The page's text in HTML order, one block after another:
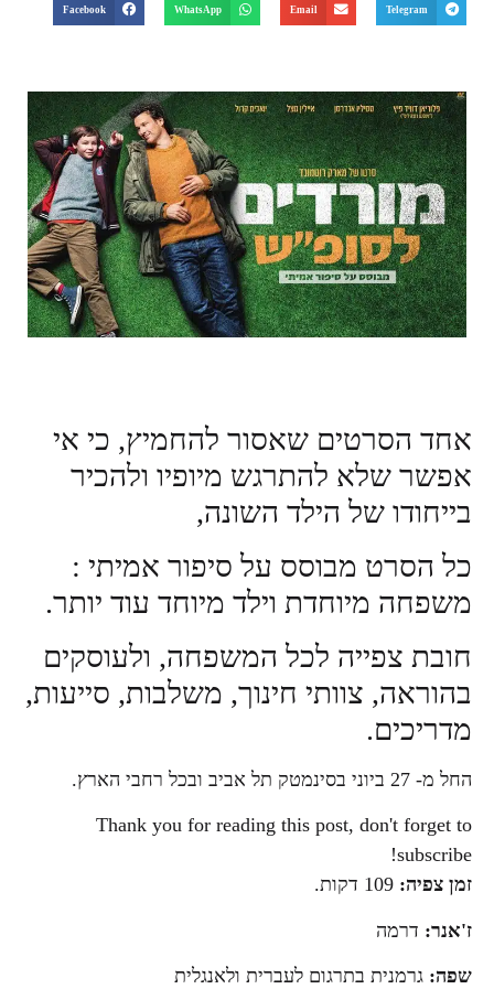
Telegram
Email
WhatsApp
Facebook
אחד הסרטים שאסור להחמיץ, כי אי
אפשר שלא להתרגש מיופיו ולהכיר
בייחודו של הילד השונה,
כל הסרט מבוסס על סיפור אמיתי :
משפחה מיוחדת וילד מיוחד עוד יותר.
חובת צפייה לכל המשפחה, ולעוסקים
בהוראה, צוותי חינוך, משלבות, סייעות,
מדריכים.
החל מ- 27 ביוני בסינמטק תל אביב ובכל רחבי הארץ.
Thank you for reading this post, don't forget to
subscribe!
זמן צפיה:
ז'אנר: דרמה
שפה: גרמנית בתרגום לעברית ולאנגלית